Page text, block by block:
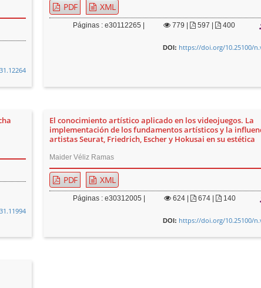
PDF XML
Páginas : e30112265 | 779 597 | 400
DOI: https://doi.org/10.25100/
El conocimiento artístico aplicado en los videojuegos. La
implementación de los fundamentos artísticos y la
artistas Seurat, Friedrich, Escher y Hokusai en su estética
Maider Véliz Ramas
PDF XML
Páginas : e30312005 | 624| 674 | 140
DOI: https://doi.org/10.25100/